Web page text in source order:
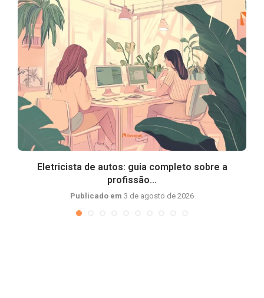
Eletricista de autos: guia completo sobre a
profissão...
Publicado em 3 de agosto de 2026